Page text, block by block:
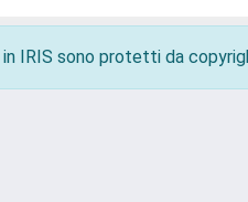
IRIS sono protetti da